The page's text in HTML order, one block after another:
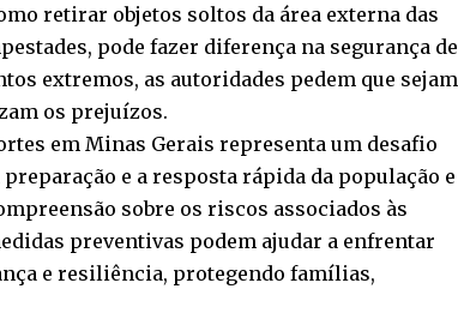
retirar objetos soltos da área externa das
pode fazer diferença na segurança de
extremos, as autoridades pedem que sejam
os prejuízos.
em Minas Gerais representa um desafio
e a resposta rápida da população e
sobre os riscos associados às
preventivas podem ajudar a enfrentar
e resiliência, protegendo famílias,